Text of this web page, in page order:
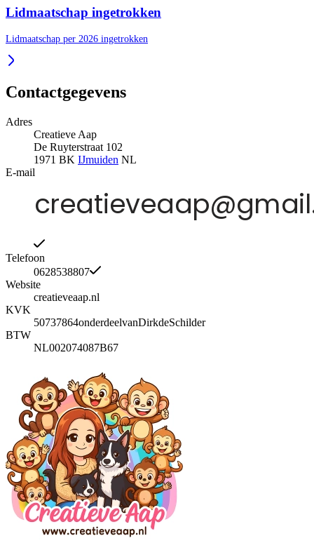
Lidmaatschap ingetrokken
Lidmaatschap per 2026 ingetrokken
Contactgegevens
Adres
Creatieve Aap
De Ruyterstraat 102
1971 BK IJmuiden NL
E-mail
Telefoon
0628538807
Website
creatieveaap.nl
KVK
50737864onderdeelvanDirkdeSchilder
BTW
NL002074087B67